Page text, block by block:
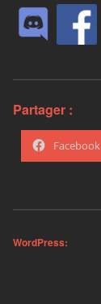
Partager :
Facebook
WordPress: